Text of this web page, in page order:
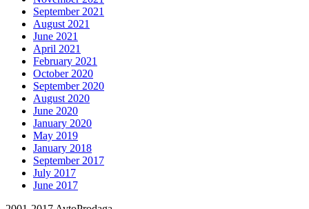
September 2021
August 2021
June 2021
April 2021
February 2021
October 2020
September 2020
August 2020
June 2020
January 2020
May 2019
January 2018
September 2017
July 2017
June 2017